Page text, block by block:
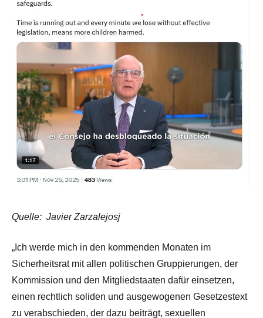
Quelle: Javier Zarzalejosj
„Ich werde mich in den kommenden Monaten im
Sicherheitsrat mit allen politischen Gruppierungen, der
Kommission und den Mitgliedstaaten dafür einsetzen,
einen rechtlich soliden und ausgewogenen Gesetzestext
zu verabschieden, der dazu beiträgt, sexuellen